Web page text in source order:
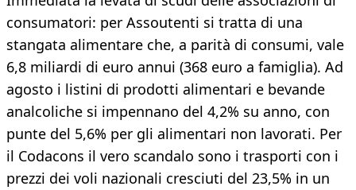
consumatori: per Assoutenti si tratta di una
stangata alimentare che, a parità di consumi, vale
6,8 miliardi di euro annui (368 euro a famiglia). Ad
agosto i listini di prodotti alimentari e bevande
analcoliche si impennano del 4,2% su anno, con
punte del 5,6% per gli alimentari non lavorati. Per
il Codacons il vero scandalo sono i trasporti con i
prezzi dei voli nazionali cresciuti del 23,5% in un